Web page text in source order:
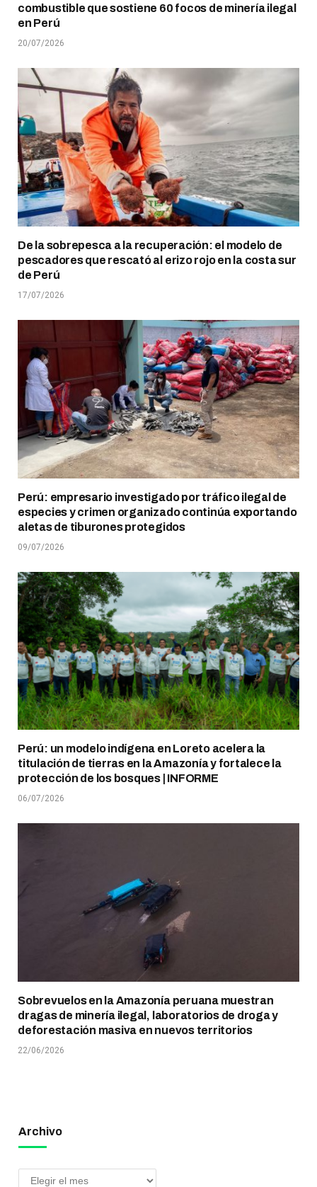
combustible que sostiene 60 focos de minería ilegal
en Perú
20/07/2026
De la sobrepesca a la recuperación: el modelo de
pescadores que rescató al erizo rojo en la costa sur
de Perú
17/07/2026
Perú: empresario investigado por tráfico ilegal de
especies y crimen organizado continúa exportando
aletas de tiburones protegidos
09/07/2026
Perú: un modelo indígena en Loreto acelera la
titulación de tierras en la Amazonía y fortalece la
protección de los bosques | INFORME
06/07/2026
Sobrevuelos en la Amazonía peruana muestran
dragas de minería ilegal, laboratorios de droga y
deforestación masiva en nuevos territorios
22/06/2026
Archivo